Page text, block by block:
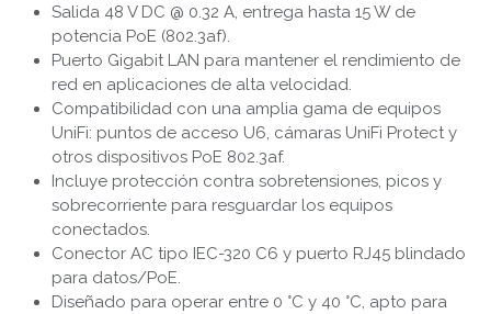
Salida 48 V DC @ 0.32 A, entrega hasta 15 W de
potencia PoE (802.3af).
Puerto Gigabit LAN para mantener el rendimiento de
red en aplicaciones de alta velocidad.
Compatibilidad con una amplia gama de equipos
UniFi: puntos de acceso U6, cámaras UniFi Protect y
otros dispositivos PoE 802.3af.
Incluye protección contra sobretensiones, picos y
sobrecorriente para resguardar los equipos
conectados.
Conector AC tipo IEC-320 C6 y puerto RJ45 blindado
para datos/PoE.
Diseñado para operar entre 0 °C y 40 °C, apto para